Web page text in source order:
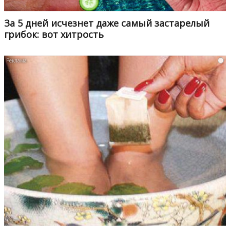
За 5 дней исчезнет даже самый застарелый
грибок: вот хитрость
i